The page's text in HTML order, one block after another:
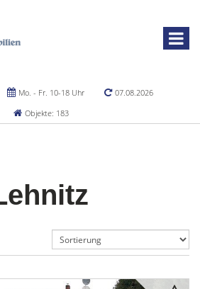
Mo. - Fr. 10-18 Uhr
07.08.2026
Objekte: 183